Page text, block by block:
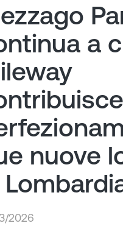
a
nuove
2026